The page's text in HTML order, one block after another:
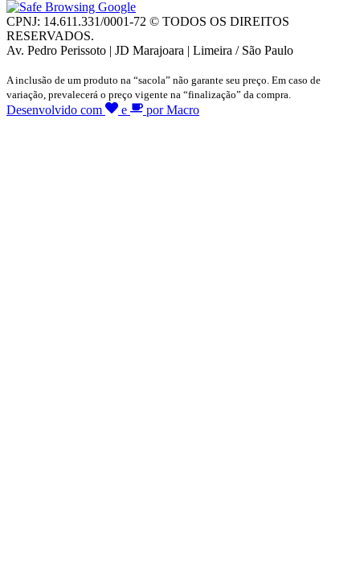
CPNJ: 14.611.331/0001-72 © TODOS OS DIREITOS
RESERVADOS.
Av. Pedro Perissoto | JD Marajoara | Limeira / São Paulo
A inclusão de um produto na “sacola” não garante seu preço. Em caso de
variação, prevalecerá o preço vigente na “finalização” da compra.
Desenvolvido com e por Macro